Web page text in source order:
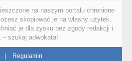
na naszym portalu chronione
skopiować je na własny użytek.
je dla zysku bez zgody redakcji i
– szukaj adwokata!
| Regulamin